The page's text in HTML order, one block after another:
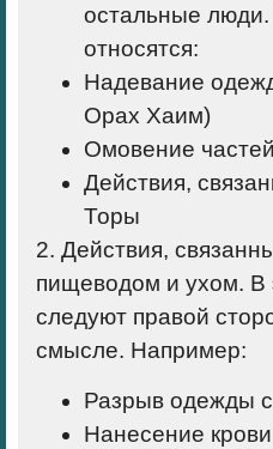
остальные люди.
относятся:
Надевание
Орах Хаим)
Омовение
Действия,
Торы
2. Действия,
пищеводом и ухом. В
следуют правой
смысле. Например:
Разрыв одежды
Нанесение